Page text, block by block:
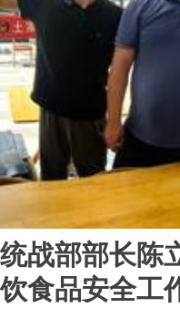
战部部长陈
食品安全工